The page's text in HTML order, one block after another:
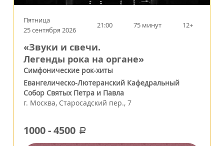
Пятница
25 сентября 2026
21:00 75 минут 12+
«Звуки и свечи.
Легенды рока на органе»
Симфонические рок-хиты
Евангелическо-Лютеранский Кафедральный
Собор Святых Петра и Павла
г. Москва, Старосадский пер., 7
1000-4500 a